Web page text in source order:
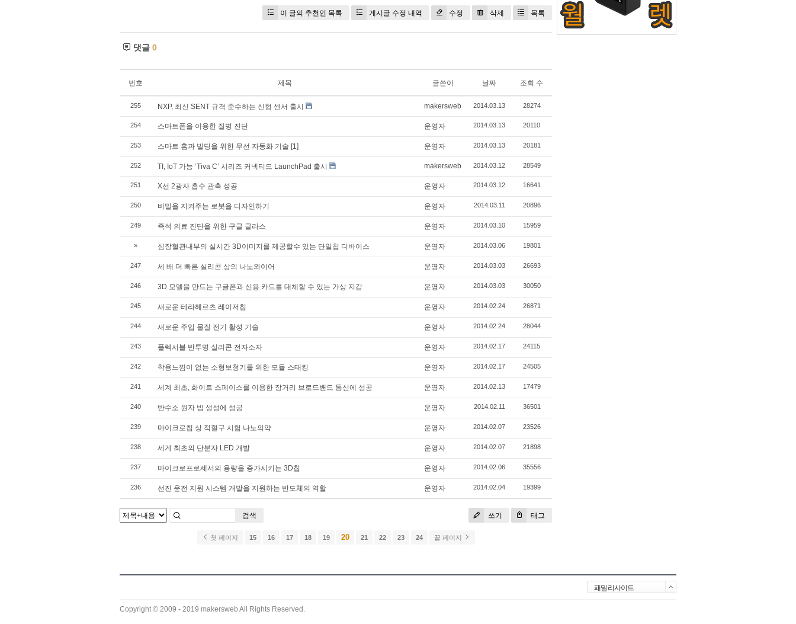
이 글의 추천인 목록 게시글 수정 내역 수정 삭제 목록
댓글 0
번호 제목 글쓴이 날짜 조회 수
255 NXP, 최신 SENT 규격 준수하는 신형 센서 출시 makersweb 2014.03.13 28274
254 스마트폰을 이용한 질병 진단 운영자 2014.03.13 20110
253 스마트 홈과 빌딩을 위한 무선 자동화 기술 [1] 운영자 2014.03.13 20181
252 TI, IoT 가능 ‘Tiva C’ 시리즈 커넥티드 LaunchPad 출시 makersweb 2014.03.12 28549
251 X선 2광자 흡수 관측 성공 운영자 2014.03.12 16641
250 비밀을 지켜주는 로봇을 디자인하기 운영자 2014.03.11 20896
249 즉석 의료 진단을 위한 구글 글라스 운영자 2014.03.10 15959
» 심장혈관내부의 실시간 3D이미지를 제공할수 있는 단일칩 디바이스 운영자 2014.03.06 19801
247 세 배 더 빠른 실리콘 상의 나노와이어 운영자 2014.03.03 26693
246 3D 모델을 만드는 구글폰과 신용 카드를 대체할 수 있는 가상 지갑 운영자 2014.03.03 30050
245 새로운 테라헤르츠 레이저칩 운영자 2014.02.24 26871
244 새로운 주입 물질 전기 활성 기술 운영자 2014.02.24 28044
243 플렉서블 반투명 실리콘 전자소자 운영자 2014.02.17 24115
242 착용느낌이 없는 소형보청기를 위한 모듈 스태킹 운영자 2014.02.17 24505
241 세계 최초, 화이트 스페이스를 이용한 장거리 브로드밴드 통신에 성공 운영자 2014.02.13 17479
240 반수소 원자 빔 생성에 성공 운영자 2014.02.11 36501
239 마이크로칩 상 적혈구 시험 나노의약 운영자 2014.02.07 23526
238 세계 최초의 단분자 LED 개발 운영자 2014.02.07 21898
237 마이크로프로세서의 용량을 증가시키는 3D칩 운영자 2014.02.06 35556
236 선진 운전 지원 시스템 개발을 지원하는 반도체의 역할 운영자 2014.02.04 19399
쓰기 태그
검색
첫 페이지 15 16 17 18 19 20 21 22 23 24 끝 페이지
패밀리사이트
Copyright © 2009 - 2019 makersweb All Rights Reserved.